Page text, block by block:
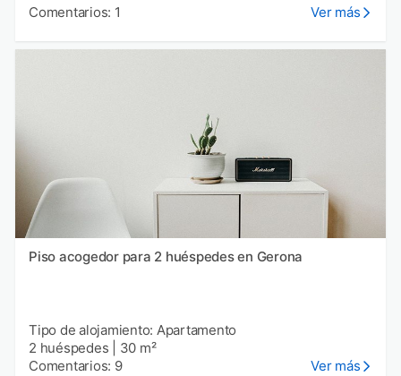
Comentarios: 1
Ver más
Piso acogedor para 2 huéspedes en Gerona
Tipo de alojamiento: Apartamento
2 huéspedes
30 m²
Comentarios: 9
Ver más